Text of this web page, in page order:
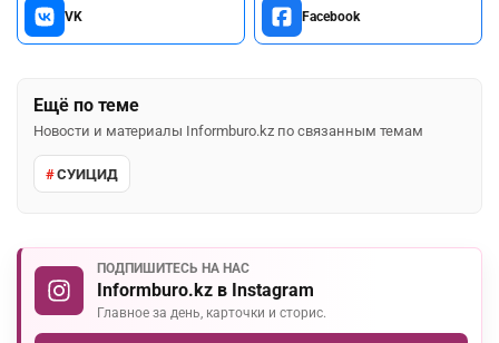
VK Facebook
Ещё по теме
Новости и материалы Informburo.kz по связанным темам
СУИЦИД
ПОДПИШИТЕСЬ НА НАС
Informburo.kz в Instagram
Главное за день, карточки и сторис.